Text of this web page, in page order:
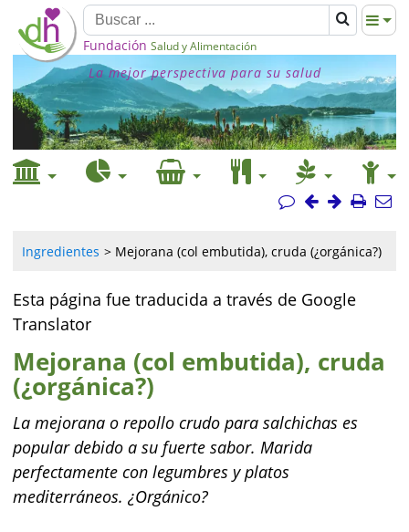
Fundación Salud y Alimentación
La mejor perspectiva para su salud
Ingredientes Mejorana (col embutida), cruda (¿orgánica?)
Esta página fue traducida a través de Google
Translator
Mejorana (col embutida), cruda
(¿orgánica?)
La mejorana o repollo crudo para salchichas es
popular debido a su fuerte sabor. Marida
perfectamente con legumbres y platos
mediterráneos. ¿Orgánico?